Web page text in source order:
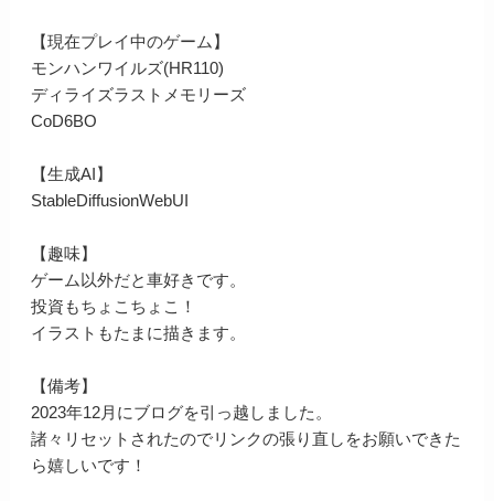
【現在プレイ中のゲーム】
モンハンワイルズ(HR110)
ディライズラストメモリーズ
CoD6BO
【生成AI】
StableDiffusionWebUI
【趣味】
ゲーム以外だと車好きです。
投資もちょこちょこ！
イラストもたまに描きます。
【備考】
2023年12月にブログを引っ越しました。
諸々リセットされたのでリンクの張り直しをお願いできた
ら嬉しいです！